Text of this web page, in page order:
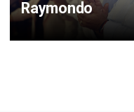
Raymondo